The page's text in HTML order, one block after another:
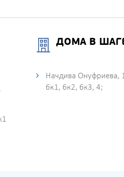
ДОМА В
Начдива Онуфриева,
6к1, 6к2, 6к3, 4;